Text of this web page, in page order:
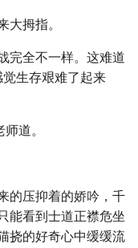
大拇指。
完全不一样。这难道
生存艰难了起来
道。
的压抑着的娇吟，千
能看到士道正襟危坐
挠的好奇心中缓缓流